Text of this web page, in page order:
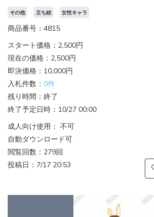
その他 立ち絵 女性キャラ
商品番号：4815
スタート価格：2,500円
現在の価格：2,500円
即決価格：10,000円
入札件数： 0件
残り時間：終了
終了予定日時：10/27 00:00
成人向け使用： 不可
自動ダウンロード可
閲覧回数：279回
投稿日：7/17 20:53